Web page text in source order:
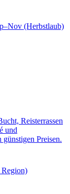
(Herbstlaub)
Reisterrassen
und
Preisen.